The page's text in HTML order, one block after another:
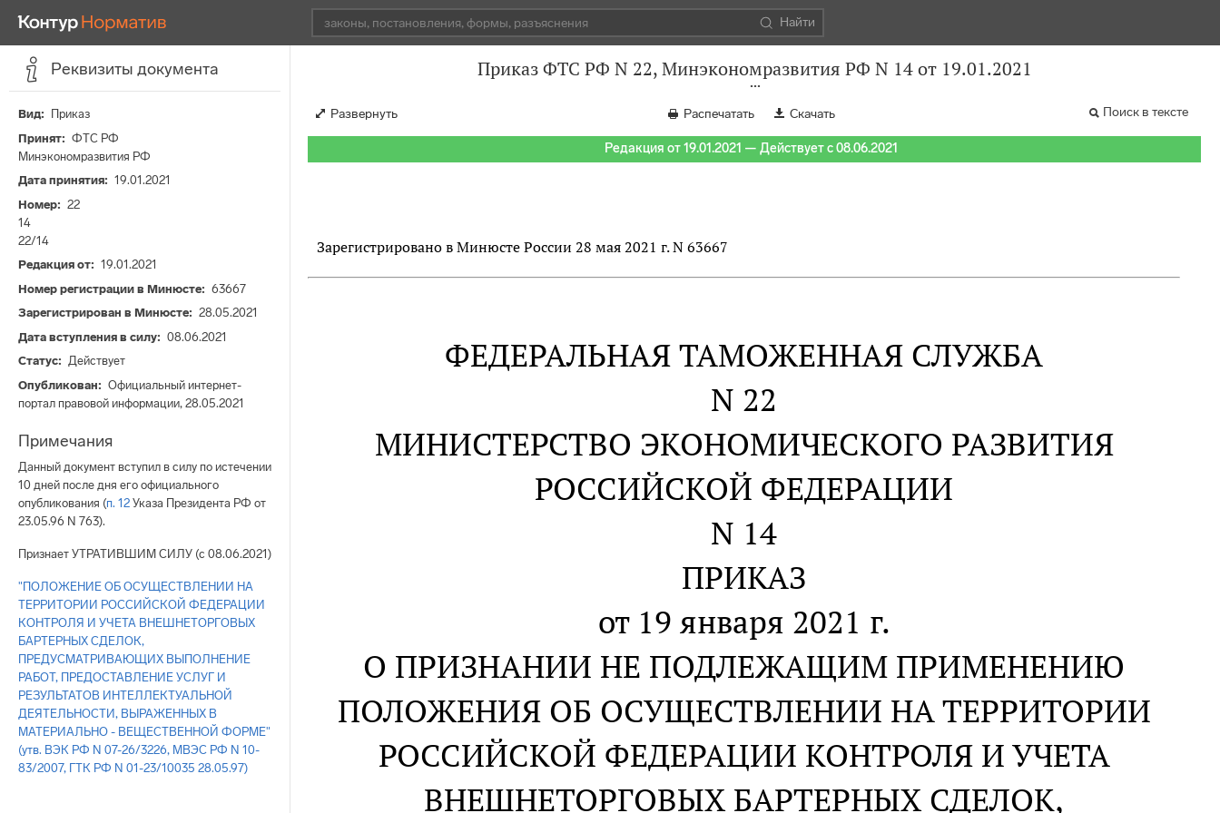
Найти
Реквизиты документа
Вид
Приказ
Принят
ФТС РФ
Минэкономразвития РФ
Дата принятия
19.01.2021
Номер
22
14
22/14
Редакция от
19.01.2021
Номер регистрации в Минюсте
63667
Зарегистрирован в Минюсте
28.05.2021
Дата вступления в силу
08.06.2021
Статус
Действует
Опубликован
Официальный интернет-
портал правовой информации, 28.05.2021
Примечания
Данный документ вступил в силу по истечении
10 дней после дня его официального
опубликования (п. 12 Указа Президента РФ от
23.05.96 N 763).
Признает УТРАТИВШИМ СИЛУ (с 08.06.2021)
"ПОЛОЖЕНИЕ ОБ ОСУЩЕСТВЛЕНИИ НА
ТЕРРИТОРИИ РОССИЙСКОЙ ФЕДЕРАЦИИ
КОНТРОЛЯ И УЧЕТА ВНЕШНЕТОРГОВЫХ
БАРТЕРНЫХ СДЕЛОК,
ПРЕДУСМАТРИВАЮЩИХ ВЫПОЛНЕНИЕ
РАБОТ, ПРЕДОСТАВЛЕНИЕ УСЛУГ И
РЕЗУЛЬТАТОВ ИНТЕЛЛЕКТУАЛЬНОЙ
ДЕЯТЕЛЬНОСТИ, ВЫРАЖЕННЫХ В
МАТЕРИАЛЬНО - ВЕЩЕСТВЕННОЙ ФОРМЕ"
(утв. ВЭК РФ N 07-26/3226, МВЭС РФ N 10-
83/2007, ГТК РФ N 01-23/10035 28.05.97)
Приказ ФТС РФ N 22, Минэкономразвития РФ N 14 от 19.01.2021
Развернуть Распечатать Скачать Поиск в тексте
Редакция от 19.01.2021 — Действует с 08.06.2021
Зарегистрировано в Минюсте России 28 мая 2021 г. N 63667
ФЕДЕРАЛЬНАЯ ТАМОЖЕННАЯ СЛУЖБА
N 22
МИНИСТЕРСТВО ЭКОНОМИЧЕСКОГО РАЗВИТИЯ
РОССИЙСКОЙ ФЕДЕРАЦИИ
N 14
ПРИКАЗ
от 19 января 2021 г.
О ПРИЗНАНИИ НЕ ПОДЛЕЖАЩИМ ПРИМЕНЕНИЮ
ПОЛОЖЕНИЯ ОБ ОСУЩЕСТВЛЕНИИ НА ТЕРРИТОРИИ
РОССИЙСКОЙ ФЕДЕРАЦИИ КОНТРОЛЯ И УЧЕТА
ВНЕШНЕТОРГОВЫХ БАРТЕРНЫХ СДЕЛОК,